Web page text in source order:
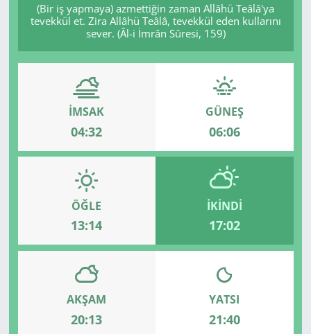
(Bir iş yapmaya) azmettiğin zaman Allâhü Teâlâ'ya
tevekkül et. Zira Allâhü Teâlâ, tevekkül eden kullarını
sever. (Âl-i İmrân Sûresi, 159)
İMSAK
04:32
GÜNEŞ
06:06
ÖĞLE
13:14
İKINDI
17:02
AKŞAM
20:13
YATSI
21:40